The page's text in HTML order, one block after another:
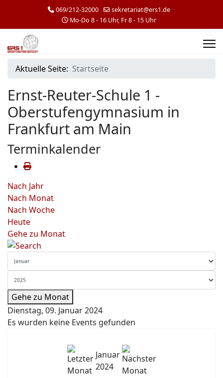
069/212-32000
sekretariat@ers1.de
Mo-Do 8 - 16 Uhr, Fr 8 - 15 Uhr
Aktuelle Seite: Startseite
Ernst-Reuter-Schule 1 -
Oberstufengymnasium in
Frankfurt am Main
Terminkalender
Nach Jahr
Nach Monat
Nach Woche
Heute
Gehe zu Monat
Gehe zu Monat
Dienstag, 09. Januar 2024
Es wurden keine Events gefunden
Januar
2024